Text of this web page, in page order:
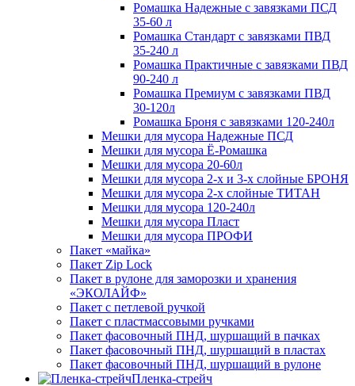
Ромашка Надежные с завязками ПСД
35-60 л
Ромашка Стандарт с завязками ПВД
35-240 л
Ромашка Практичные с завязками ПВД
90-240 л
Ромашка Премиум с завязками ПВД
30-120л
Ромашка Броня с завязками 120-240л
Мешки для мусора Надежные ПСД
Мешки для мусора Ё-Ромашка
Мешки для мусора 20-60л
Мешки для мусора 2-х и 3-х слойные БРОНЯ
Мешки для мусора 2-х слойные ТИТАН
Мешки для мусора 120-240л
Мешки для мусора Пласт
Мешки для мусора ПРОФИ
Пакет «майка»
Пакет Zip Lock
Пакет в рулоне для заморозки и хранения
«ЭКОЛАЙФ»
Пакет с петлевой ручкой
Пакет с пластмассовыми ручками
Пакет фасовочный ПНД, шуршащий в пачках
Пакет фасовочный ПНД, шуршащий в пластах
Пакет фасовочный ПНД, шуршащий в рулоне
Пленка-стрейч